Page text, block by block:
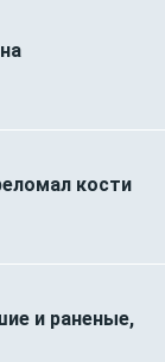
кости
и раненые,